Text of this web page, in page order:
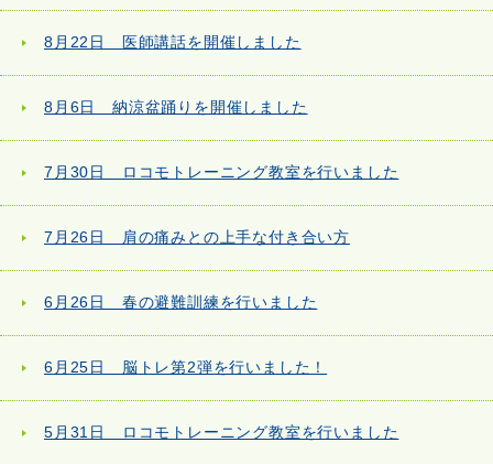
8月22日 医師講話を開催しました
8月6日 納涼盆踊りを開催しました
7月30日 ロコモトレーニング教室を行いました
7月26日 肩の痛みとの上手な付き合い方
6月26日 春の避難訓練を行いました
6月25日 脳トレ第2弾を行いました！
5月31日 ロコモトレーニング教室を行いました